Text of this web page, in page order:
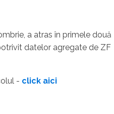
a atras în primele două
datelor agregate de ZF
- click aici